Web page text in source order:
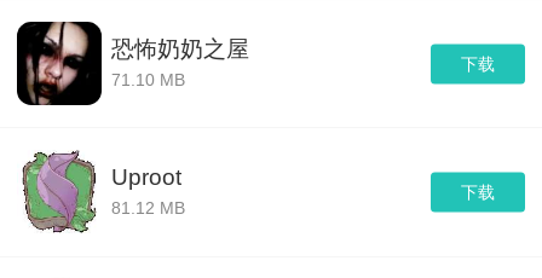
下载
恐怖奶奶之屋
71.10 MB
下载
Uproot
81.12 MB